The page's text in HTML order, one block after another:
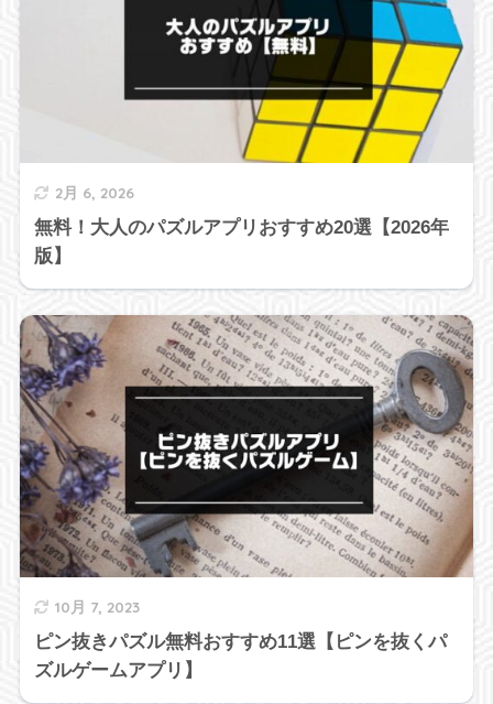
2月 6, 2026
無料！大人のパズルアプリおすすめ20選【2026年
版】
10月 7, 2023
ピン抜きパズル無料おすすめ11選【ピンを抜くパ
ズルゲームアプリ】